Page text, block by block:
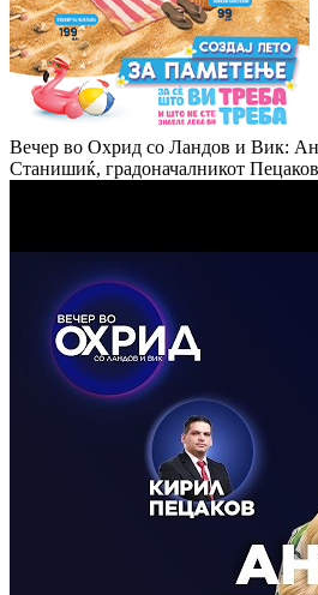
Вечер во Охрид со Ландов и Вик:
Станишиќ, градоначалникот